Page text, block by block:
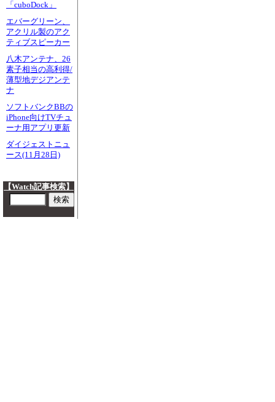
「cuboDock」
エバーグリーン、
アクリル製のアク
ティブスピーカー
八木アンテナ、26
素子相当の高利得/
薄型地デジアンテ
ナ
ソフトバンクBBの
iPhone向けTVチュ
ーナ用アプリ更新
ダイジェストニュ
ース(11月28日)
【Watch記事検索】